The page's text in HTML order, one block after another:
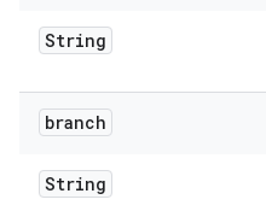
String
branch
String